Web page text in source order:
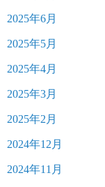
2025年6月
2025年5月
2025年4月
2025年3月
2025年2月
2024年12月
2024年11月